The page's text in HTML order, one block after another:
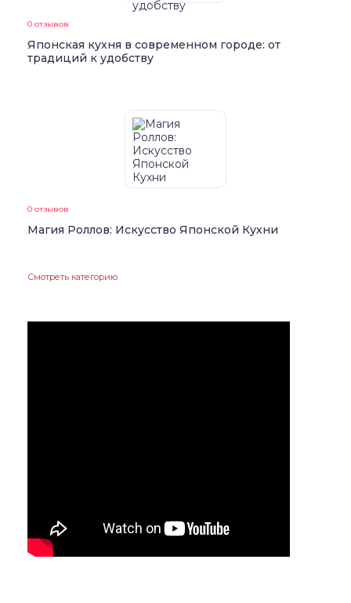
0 отзывов
Японская кухня в современном городе: от
традиций к удобству
0 отзывов
Магия Роллов: Искусство Японской Кухни
Смотреть категорию